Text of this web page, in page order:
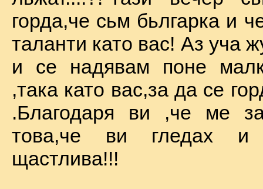
горда,че сьм бьлгарка и
таланти като вас! Аз уча
и се надявам поне
,така като вас,за да се
.Благодаря ви ,че ме
това,че ви гледах
щастлива!!!